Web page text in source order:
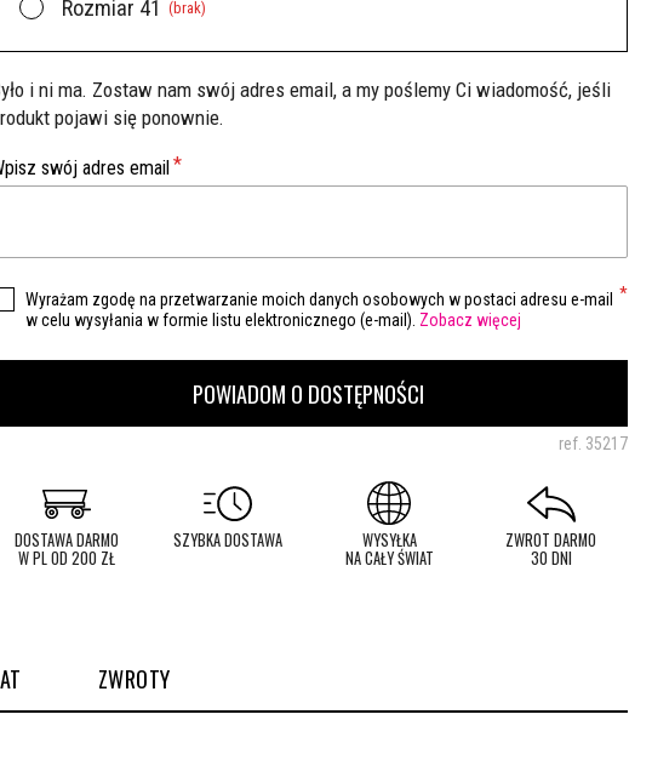
Rozmiar 41 (brak)
i ni ma. Zostaw nam swój adres email, a my poślemy Ci wiadomość, jeśli
pojawi się ponownie.
swój adres email
Wyrażam zgodę na przetwarzanie moich danych osobowych w postaci adresu e-mail
w celu wysyłania w formie listu elektronicznego (e-mail). Zobacz więcej
POWIADOM O DOSTĘPNOŚCI
ref. 35217
DOSTAWA DARMO
W PL OD 200 ZŁ
SZYBKA DOSTAWA WYSYŁKA
NA CAŁY ŚWIAT
ZWROT DARMO
30 DNI
ZWROTY